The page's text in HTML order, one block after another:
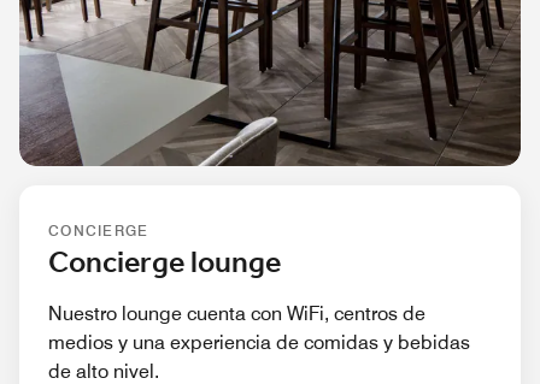
CONCIERGE
Concierge lounge
Nuestro lounge cuenta con WiFi, centros de
medios y una experiencia de comidas y bebidas
de alto nivel.